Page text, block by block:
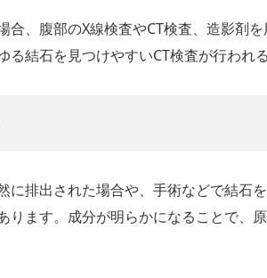
合、腹部のX線検査やCT検査、造影剤
る結石を見つけやすいCT検査が行われ
に排出された場合や、手術などで結石
ります。成分が明らかになることで、